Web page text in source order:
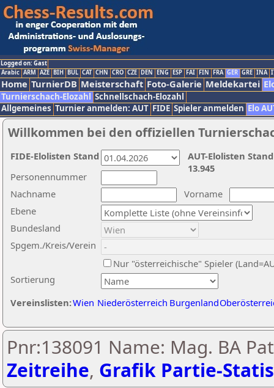
Logged on: Gast
Arabic ARM AZE BIH BUL CAT CHN CRO CZE DEN ENG ESP FAI FIN FRA GER GRE INA
Home TurnierDB Meisterschaft Foto-Galerie Meldekartei
Turnierschach-Elozahl Schnellschach-Elozahl
Allgemeines Turnier anmelden: AUT FIDE Spieler anmelden Elo
Willkommen bei den offiziellen
Nachname
Vorname
Ebene
Sortierung
Personennummer
Bundesland
Spgem./Kreis/Verein
Nur "österreichische" Spieler
Vereinslisten:Wien Niederösterreich Burgenland
AUT-Elolisten
13.945
FIDE-Elolisten Stand
Pnr:138091 Name: Mag. BA
Zeitreihe, Grafik Partie-